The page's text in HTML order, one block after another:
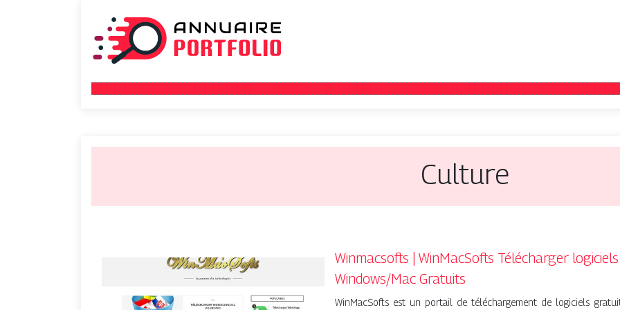
Culture
Winmacsofts | WinMacSofts Télécharger logiciels
Windows/Mac Gratuits
WinMacSofts est un portail de téléchargement de logiciels